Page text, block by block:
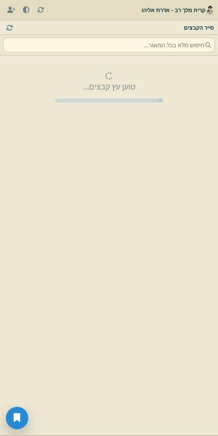
קרית מלך רב - אדרת אליהו
סייר הקבצים
טוען עץ קבצים...